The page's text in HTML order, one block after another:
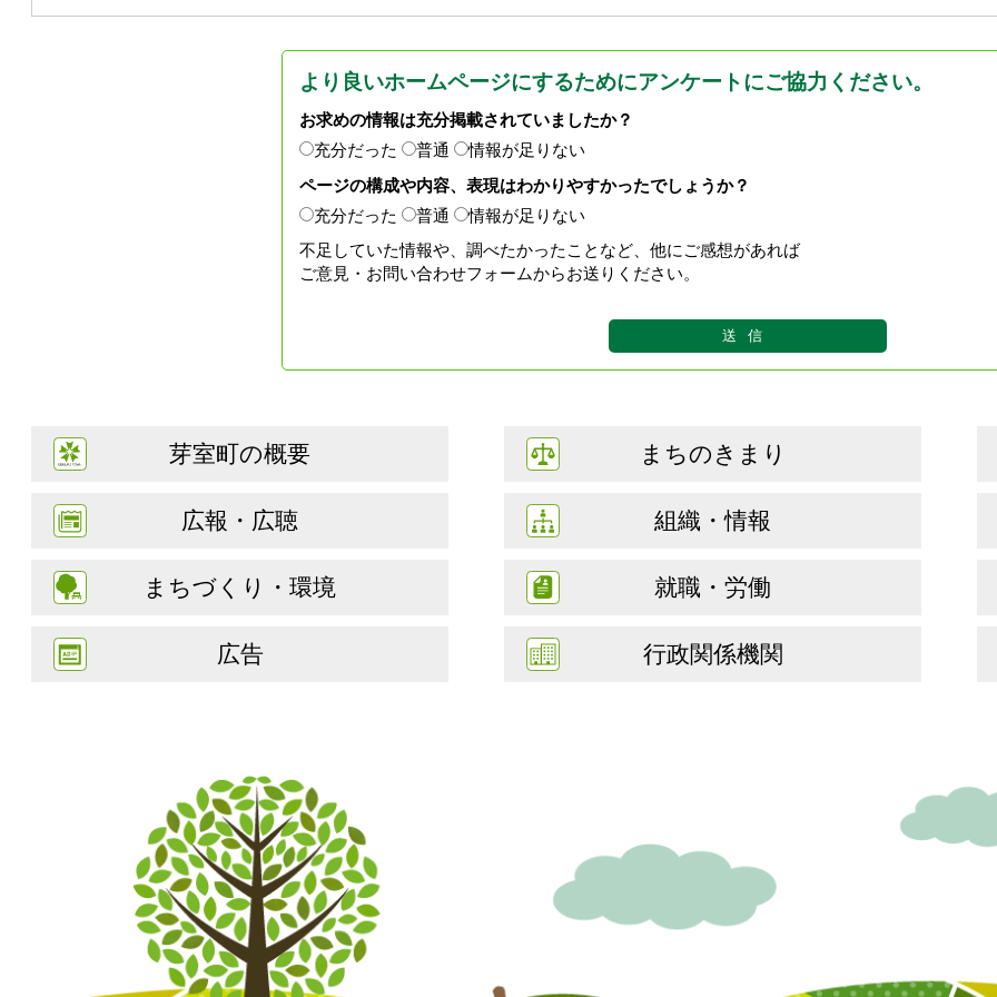
より良いホームページにするためにアンケートにご協力ください。
お求めの情報は充分掲載されていましたか？
充分だった
普通
情報が足りない
ページの構成や内容、表現はわかりやすかったでしょうか？
充分だった
普通
情報が足りない
不足していた情報や、調べたかったことなど、他にご感想があれば
ご意見・お問い合わせフォームからお送りください。
芽室町の概要 まちのきまり
広報・広聴 組織・情報
まちづくり・環境 就職・労働
広告 行政関係機関